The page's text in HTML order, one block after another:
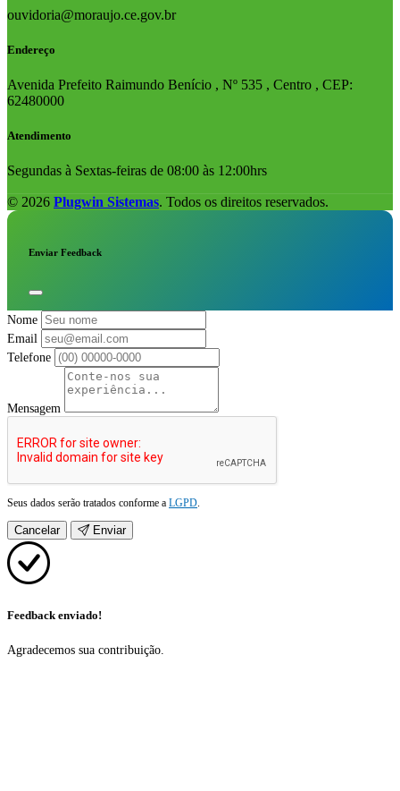
ouvidoria@moraujo.ce.gov.br
Endereço
Avenida Prefeito Raimundo Benício , Nº 535 , Centro , CEP:
62480000
Atendimento
Segundas à Sextas-feiras de 08:00 às 12:00hrs
© 2026 Plugwin Sistemas. Todos os direitos reservados.
Enviar Feedback
Nome
Email
Telefone
Mensagem
Seus dados serão tratados conforme a LGPD.
Cancelar Enviar
Feedback enviado!
Agradecemos sua contribuição.